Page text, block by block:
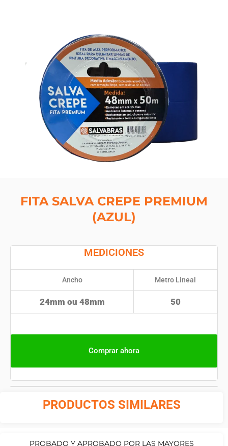
FITA SALVA CREPE PREMIUM
(AZUL)
MEDICIONES
Ancho Metro Lineal
24mm ou 48mm 50
Comprar ahora
PRODUCTOS SIMILARES
PROBADO Y APROBADO POR LAS MAYORES